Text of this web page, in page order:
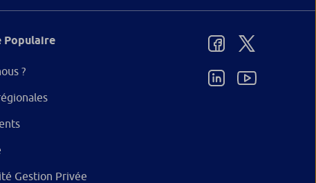
Populaire
?
Gestion Privée